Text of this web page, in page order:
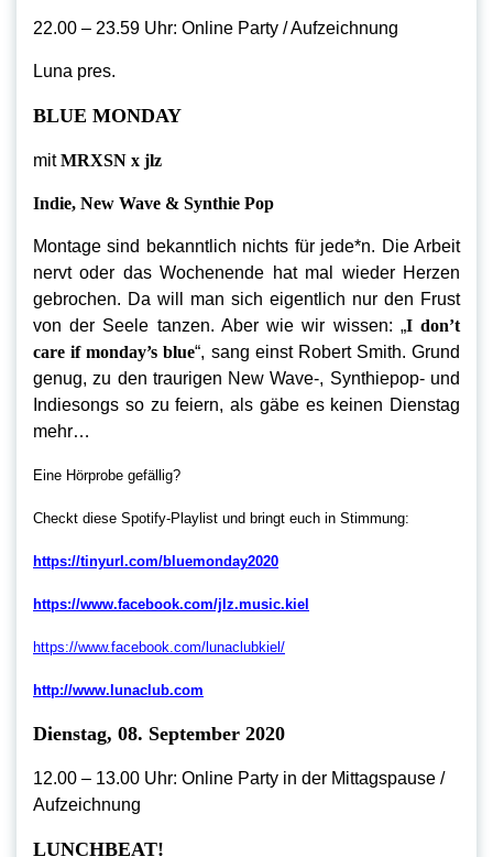
22.00 – 23.59 Uhr: Online Party / Aufzeichnung
Luna pres.
BLUE MONDAY
mit MRXSN x jlz
Indie, New Wave & Synthie Pop
Montage sind bekanntlich nichts für jede*n. Die Arbeit
nervt oder das Wochenende hat mal wieder Herzen
gebrochen. Da will man sich eigentlich nur den Frust
von der Seele tanzen. Aber wie wir wissen: „I don’t
care if monday’s blue“, sang einst Robert Smith. Grund
genug, zu den traurigen New Wave-, Synthiepop- und
Indiesongs so zu feiern, als gäbe es keinen Dienstag
mehr…
Eine Hörprobe gefällig?
Checkt diese Spotify-Playlist und bringt euch in Stimmung:
https://tinyurl.com/bluemonday2020
https://www.facebook.com/jlz.music.kiel
https://www.facebook.com/lunaclubkiel/
http://www.lunaclub.com
Dienstag, 08. September 2020
12.00 – 13.00 Uhr: Online Party in der Mittagspause /
Aufzeichnung
LUNCHBEAT!